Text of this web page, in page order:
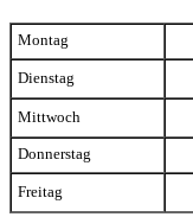
Montag
Dienstag
Mittwoch
Donnerstag
Freitag